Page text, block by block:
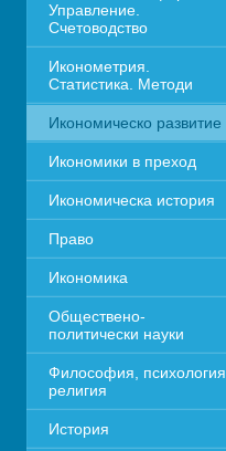
Управление.
Счетоводство
Иконометрия.
Статистика. Методи
Икономическо развитие
Икономики в преход
Икономическа история
Право
Икономика
Обществено-
политически науки
Философия, психология,
религия
История